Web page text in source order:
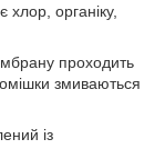
хлор, органіку,
проходить
змиваються
із